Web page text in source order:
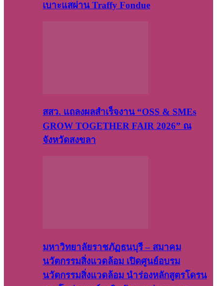
เบาะแสผ่าน Traffy Fondue
สสว. แถลงผลสำเร็จงาน “OSS & SMEs
GROW TOGETHER FAIR 2026” ณ
จังหวัดสงขลา
มหาวิทยาลัยราชภัฏธนบุรี – สมาคม
นวัตกรรมสิ่งแวดล้อม เปิดศูนย์อบรม
นวัตกรรมสิ่งแวดล้อม นำร่องหลักสูตรโดรน